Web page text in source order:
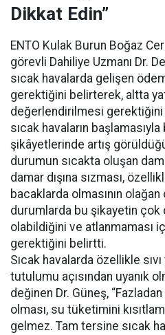
Dikkat Edin”
ENTO Kulak Burun Boğaz
görevli Dahiliye Uzmanı Dr.
sıcak havalarda gelişen
gerektiğini belirterek, altta
değerlendirilmesi gerektiğini
sıcak havaların
şikâyetlerinde artış
durumun sıcakta oluşan
damar dışına sızması,
bacaklarda olmasının
durumlarda bu şikayetin çok
olabildiğini ve atlanmaması
gerektiğini belirtti.
Sıcak havalarda özellikle
tutulumu açısından uyanık
değinen Dr. Güneş,
olması, su tüketimini
gelmez. Tam tersine sıcak